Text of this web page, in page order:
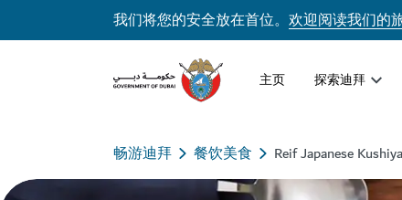
我们将您的安全放在首位。 欢迎阅读我们的
主页 探索迪拜
畅游迪拜 餐饮美食 Reif Japanese